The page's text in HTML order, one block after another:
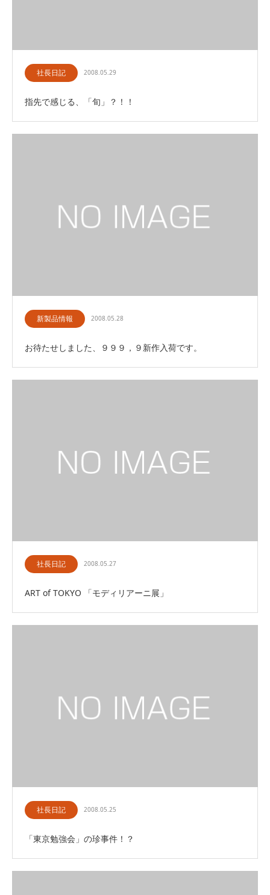
社長日記 2008.05.29
指先で感じる、「旬」？！！
新製品情報 2008.05.28
お待たせしました、９９９，９新作入荷です。
社長日記 2008.05.27
ART of TOKYO 「モディリアーニ展」
社長日記 2008.05.25
「東京勉強会」の珍事件！？